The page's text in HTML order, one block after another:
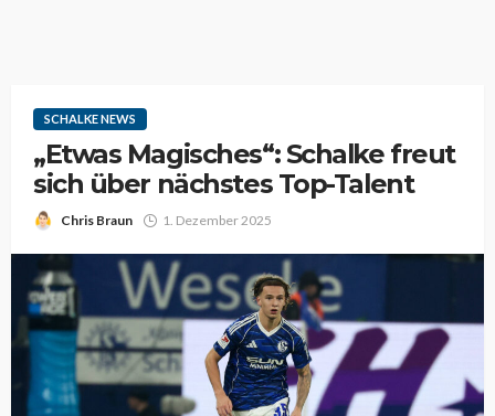
SCHALKE NEWS
„Etwas Magisches“: Schalke freut
sich über nächstes Top-Talent
Chris Braun 1. Dezember 2025